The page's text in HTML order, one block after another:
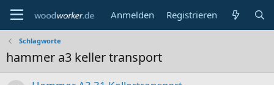
Anmelden Registrieren
Schlagworte
hammer a3 keller transport